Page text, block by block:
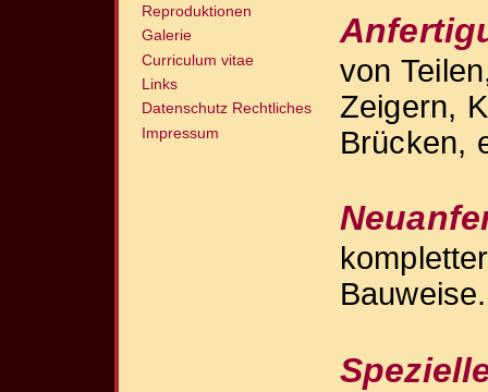
Reproduktionen
Galerie
Curriculum vitae
Links
Datenschutz Rechtliches
Impressum
von
Zeigern,
Brücken,
Bauweise.